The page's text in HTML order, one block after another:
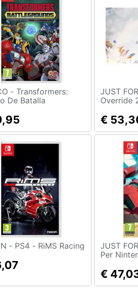
De Batalla
Battlegrounds
JUST
Override
€
NACON - PS4 - RiMS Racing
JUST FOR
Per
€